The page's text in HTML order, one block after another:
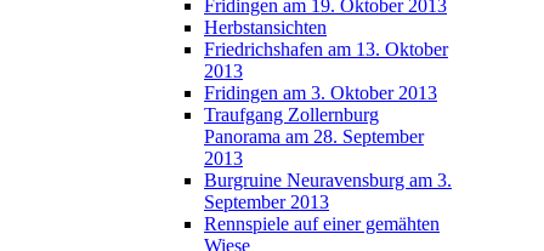
Fridingen am 19. Oktober 2013
Herbstansichten
Friedrichshafen am 13. Oktober
2013
Fridingen am 3. Oktober 2013
Traufgang Zollernburg
Panorama am 28. September
2013
Burgruine Neuravensburg am 3.
September 2013
Rennspiele auf einer gemähten
Wiese